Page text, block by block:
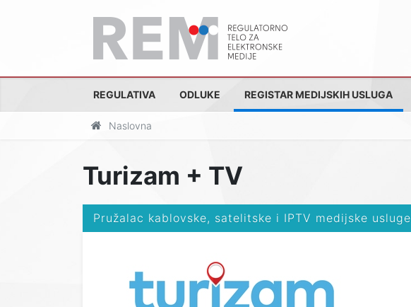
REGULATIVA ODLUKE REGISTAR MEDIJSKIH USLUGA
Naslovna
Turizam + TV
Pružalac kablovske, satelitske i IPTV medijske usluge